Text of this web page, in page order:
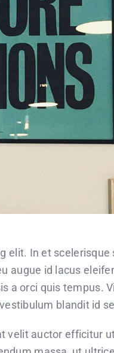
elit. In et scelerisque
augue id lacus
a orci quis tempus.
blandit id
velit auctor efficitur